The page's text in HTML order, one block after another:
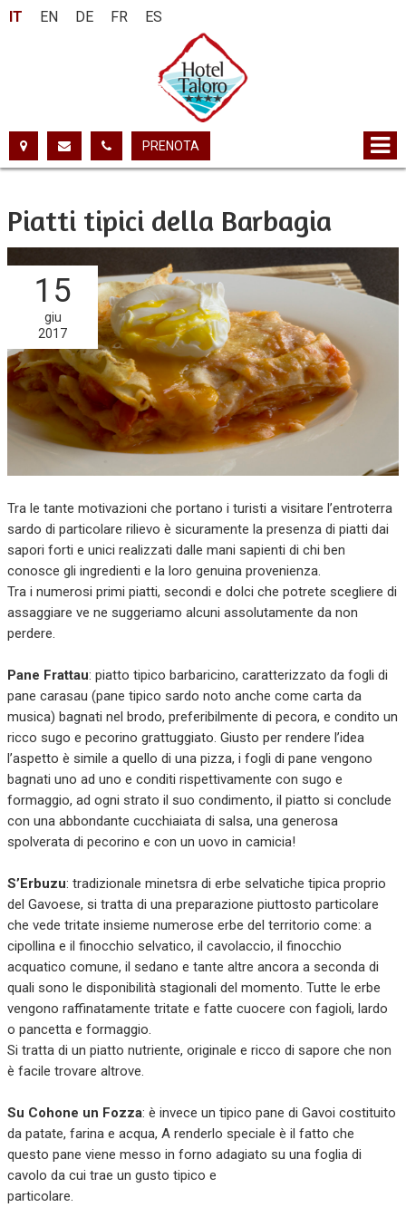
IT EN DE FR ES
PRENOTA
Piatti tipici della Barbagia
15
giu
2017
Tra le tante motivazioni che portano i turisti a visitare l’entroterra
sardo di particolare rilievo è sicuramente la presenza di piatti dai
sapori forti e unici realizzati dalle mani sapienti di chi ben
conosce gli ingredienti e la loro genuina provenienza.
Tra i numerosi primi piatti, secondi e dolci che potrete scegliere di
assaggiare ve ne suggeriamo alcuni assolutamente da non
perdere.
Pane Frattau: piatto tipico barbaricino, caratterizzato da fogli di
pane carasau (pane tipico sardo noto anche come carta da
musica) bagnati nel brodo, preferibilmente di pecora, e condito un
ricco sugo e pecorino grattuggiato. Giusto per rendere l’idea
l’aspetto è simile a quello di una pizza, i fogli di pane vengono
bagnati uno ad uno e conditi rispettivamente con sugo e
formaggio, ad ogni strato il suo condimento, il piatto si conclude
con una abbondante cucchiaiata di salsa, una generosa
spolverata di pecorino e con un uovo in camicia!
S’Erbuzu: tradizionale minetsra di erbe selvatiche tipica proprio
del Gavoese, si tratta di una preparazione piuttosto particolare
che vede tritate insieme numerose erbe del territorio come: a
cipollina e il finocchio selvatico, il cavolaccio, il finocchio
acquatico comune, il sedano e tante altre ancora a seconda di
quali sono le disponibilità stagionali del momento. Tutte le erbe
vengono raffinatamente tritate e fatte cuocere con fagioli, lardo
o pancetta e formaggio.
Si tratta di un piatto nutriente, originale e ricco di sapore che non
è facile trovare altrove.
Su Cohone un Fozza: è invece un tipico pane di Gavoi costituito
da patate, farina e acqua, A renderlo speciale è il fatto che
questo pane viene messo in forno adagiato su una foglia di
cavolo da cui trae un gusto tipico e
particolare.